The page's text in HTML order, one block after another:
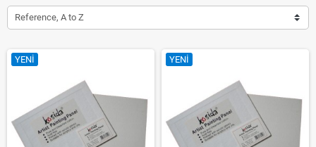
Reference, A to Z
YENI YENI